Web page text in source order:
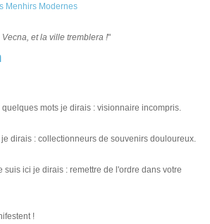
Menhirs Modernes
et la ville tremblera !"
mots je dirais : visionnaire incompris.
dirais : collectionneurs de souvenirs douloureux.
ici je dirais : remettre de l'ordre dans votre
!